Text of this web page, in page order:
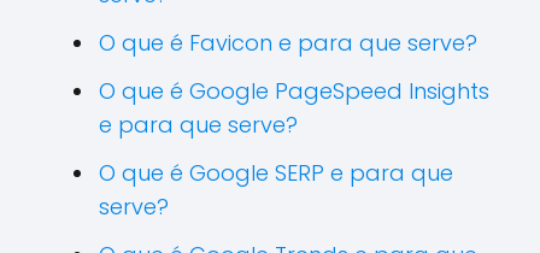
O que é Favicon e para que serve?
O que é Google PageSpeed Insights
e para que serve?
O que é Google SERP e para que
serve?